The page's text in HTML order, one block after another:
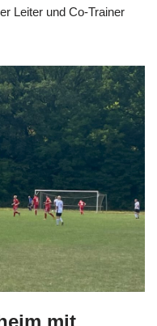
Leiter und Co-Trainer
mit